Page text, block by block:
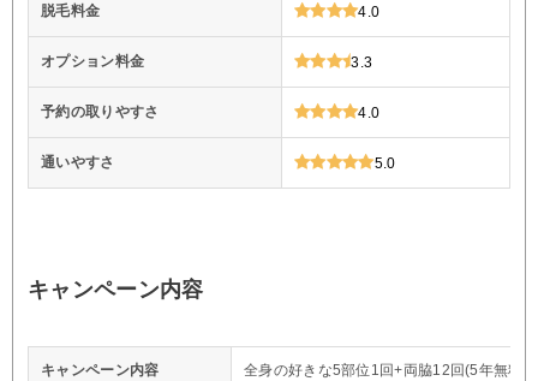
脱毛料金 4.0
オプション料金 3.3
予約の取りやすさ 4.0
通いやすさ 5.0
キャンペーン内容
キャンペーン内容 全身の好きな5部位1回+両脇12回(5年無料